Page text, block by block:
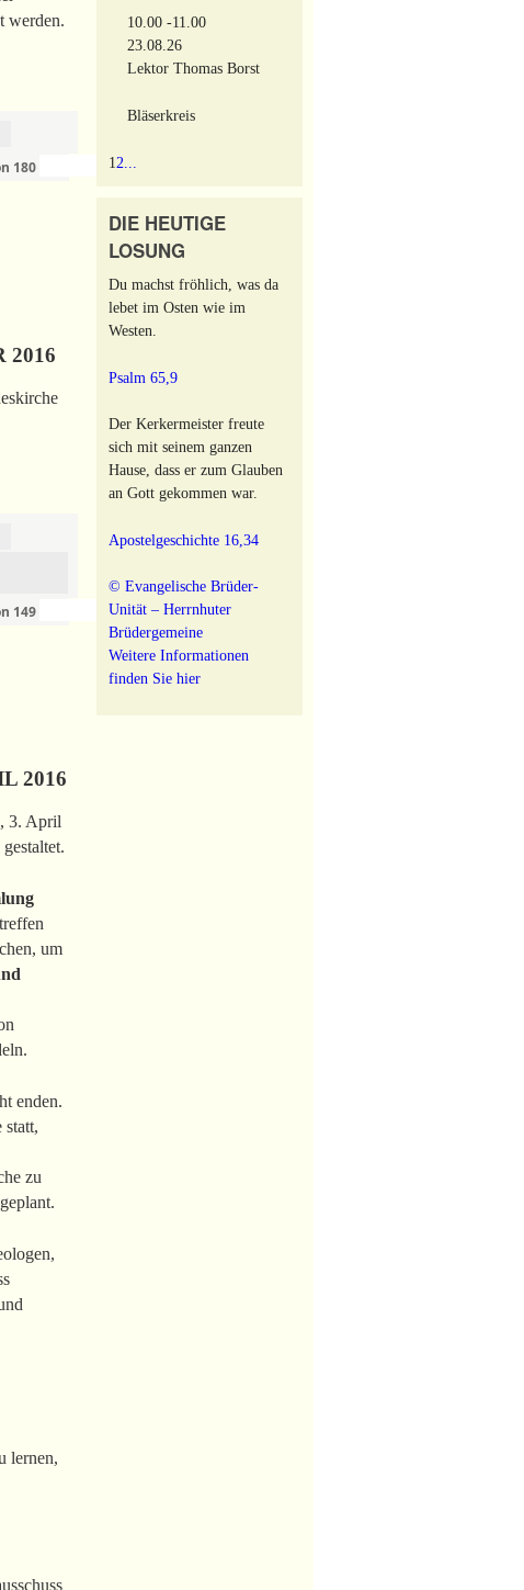
werden.
180
2016
149
2016
3. April
um
enden.
statt,
zu
lernen,
10.00 -11.00
23.08.26
Lektor Thomas Borst
Bläserkreis
12
DIE HEUTIGE
LOSUNG
Du machst fröhlich, was da
lebet im Osten wie im
Westen.
Psalm 65,9
Der Kerkermeister freute
sich mit seinem ganzen
Hause, dass er zum Glauben
an Gott gekommen war.
Apostelgeschichte 16,34
© Evangelische Brüder-
Unität – Herrnhuter
Brüdergemeine
Weitere Informationen
finden Sie hier